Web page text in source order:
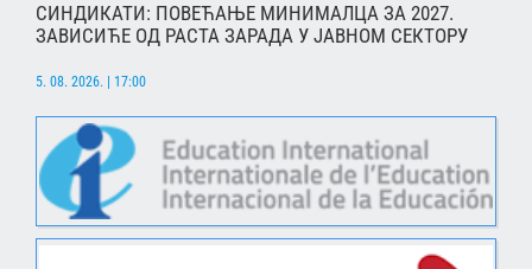
СИНДИКАТИ: ПОВЕЋАЊЕ МИНИМАЛЦА ЗА 2027.
ЗАВИСИЋЕ ОД РАСТА ЗАРАДА У ЈАВНОМ СЕКТОРУ
5. 08. 2026. | 17:00